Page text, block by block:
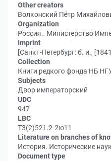
Other creators
Волконский Пётр
Organization
Россия.. Министерство
Imprint
[Санкт-Петербург: б. и.,
Collection
Книги редкого фонда НБ
Subjects
Двор императорский
UDC
947
LBC
Т3(2)521.2-2ю11
Literature on branches of
История. Исторические
Document type